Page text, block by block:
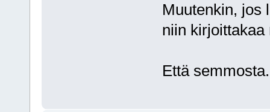
Muutenkin, jos
niin kirjoittakaa
Että semmosta.